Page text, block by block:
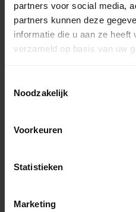
partners voor social media,
partners kunnen deze
informatie die u aan ze
verzameld op basis van uw
Noodzakelijk
Voorkeuren
Statistieken
Marketing
Kuipen